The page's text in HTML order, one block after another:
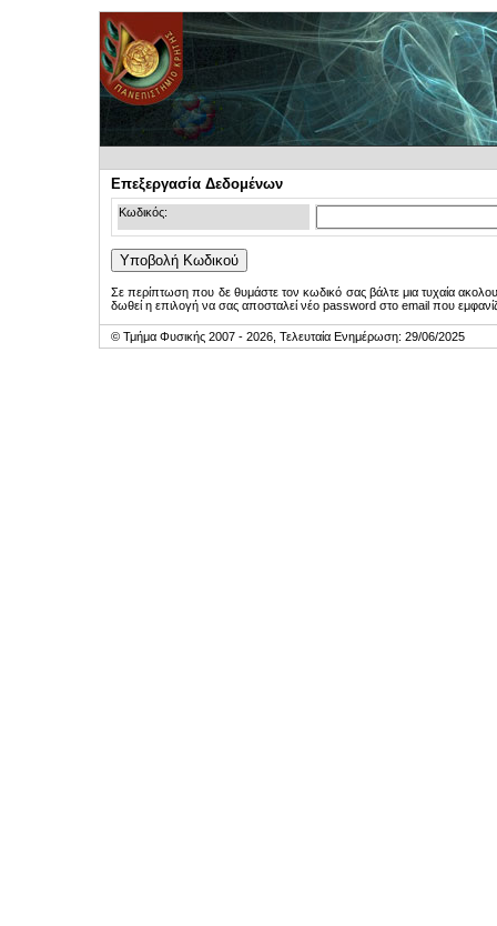
Επεξεργασία Δεδομένων
Κωδικός:
Σε περίπτωση που δε θυμάστε τον κωδικό σας βάλτε μια τυχαία
δωθεί η επιλογή να σας αποσταλεί νέο password στο email που
© Τμήμα Φυσικής 2007 - 2026, Τελευταία Ενημέρωση: 29/06/2025